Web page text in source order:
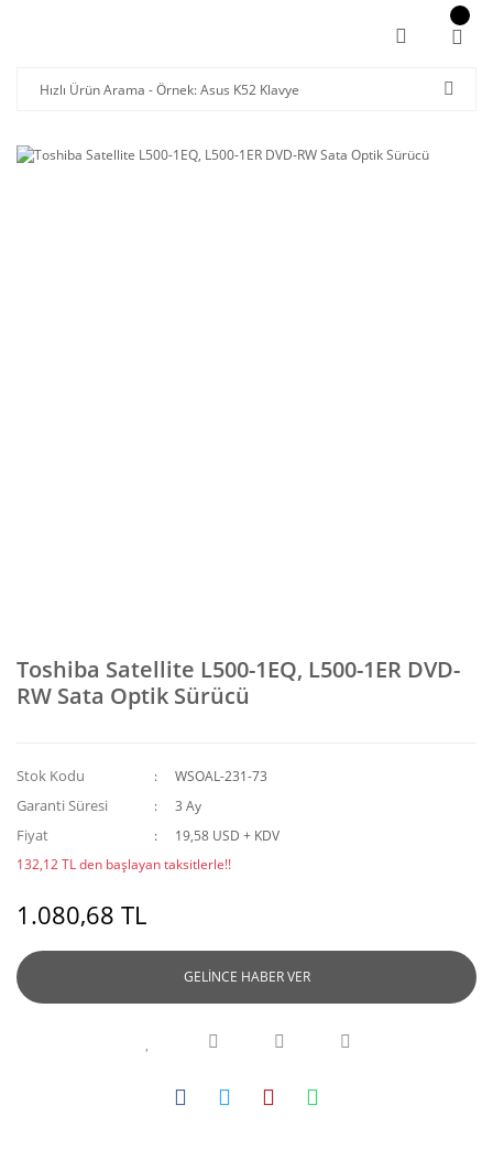
Toshiba Satellite L500-1EQ, L500-1ER DVD-
RW Sata Optik Sürücü
Stok Kodu WSOAL-231-73
Garanti Süresi 3 Ay
Fiyat
19,58 USD + KDV
132,12 TL den başlayan taksitlerle!!
1.080,68 TL
GELİNCE HABER VER